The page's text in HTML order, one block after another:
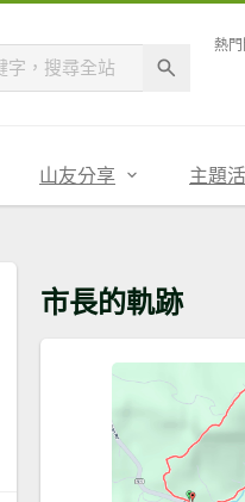
熱
山友分享 主題
市長的軌跡